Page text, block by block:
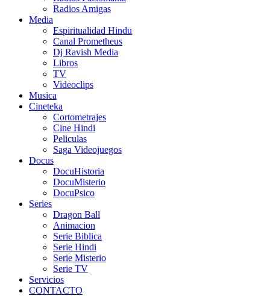
Radios Amigas
Media
Espiritualidad Hindu
Canal Prometheus
Dj Ravish Media
Libros
TV
Videoclips
Musica
Cineteka
Cortometrajes
Cine Hindi
Peliculas
Saga Videojuegos
Docus
DocuHistoria
DocuMisterio
DocuPsico
Series
Dragon Ball
Animacion
Serie Biblica
Serie Hindi
Serie Misterio
Serie TV
Servicios
CONTACTO